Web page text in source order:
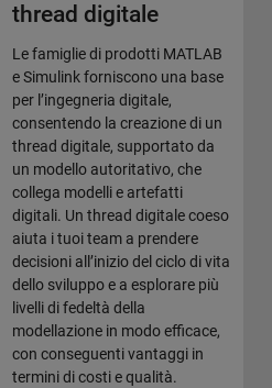
thread digitale
Le famiglie di prodotti MATLAB
e Simulink forniscono una base
per l’ingegneria digitale,
consentendo la creazione di un
thread digitale, supportato da
un modello autoritativo, che
collega modelli e artefatti
digitali. Un thread digitale coeso
aiuta i tuoi team a prendere
decisioni all’inizio del ciclo di vita
dello sviluppo e a esplorare più
livelli di fedeltà della
modellazione in modo efficace,
con conseguenti vantaggi in
termini di costi e qualità.